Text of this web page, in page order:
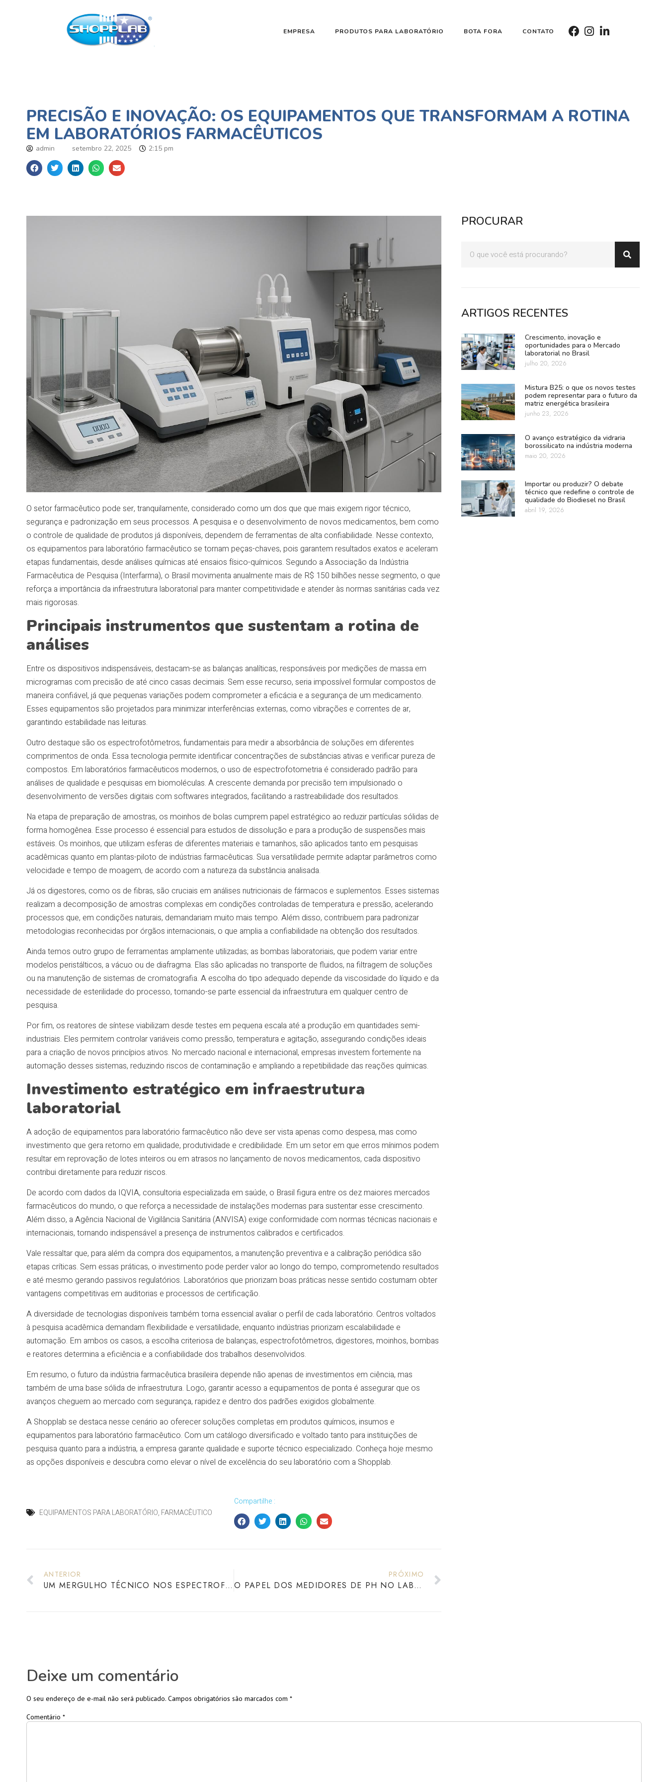
EMPRESA PRODUTOS PARA LABORATÓRIO BOTA FORA CONTATO
PRECISÃO E INOVAÇÃO: OS EQUIPAMENTOS QUE TRANSFORMAM A ROTINA
EM LABORATÓRIOS FARMACÊUTICOS
admin setembro 22, 2025 2:15 pm
O setor farmacêutico pode ser, tranquilamente, considerado como um dos que que mais exigem rigor técnico,
segurança e padronização em seus processos. A pesquisa e o desenvolvimento de novos medicamentos, bem como
o controle de qualidade de produtos já disponíveis, dependem de ferramentas de alta confiabilidade. Nesse contexto,
os equipamentos para laboratório farmacêutico se tornam peças-chaves, pois garantem resultados exatos e aceleram
etapas fundamentais, desde análises químicas até ensaios físico-químicos. Segundo a Associação da Indústria
Farmacêutica de Pesquisa (Interfarma), o Brasil movimenta anualmente mais de R$ 150 bilhões nesse segmento, o que
reforça a importância da infraestrutura laboratorial para manter competitividade e atender às normas sanitárias cada vez
mais rigorosas.
Principais instrumentos que sustentam a rotina de
análises
Entre os dispositivos indispensáveis, destacam-se as balanças analíticas, responsáveis por medições de massa em
microgramas com precisão de até cinco casas decimais. Sem esse recurso, seria impossível formular compostos de
maneira confiável, já que pequenas variações podem comprometer a eficácia e a segurança de um medicamento.
Esses equipamentos são projetados para minimizar interferências externas, como vibrações e correntes de ar,
garantindo estabilidade nas leituras.
Outro destaque são os espectrofotômetros, fundamentais para medir a absorbância de soluções em diferentes
comprimentos de onda. Essa tecnologia permite identificar concentrações de substâncias ativas e verificar pureza de
compostos. Em laboratórios farmacêuticos modernos, o uso de espectrofotometria é considerado padrão para
análises de qualidade e pesquisas em biomoléculas. A crescente demanda por precisão tem impulsionado o
desenvolvimento de versões digitais com softwares integrados, facilitando a rastreabilidade dos resultados.
Na etapa de preparação de amostras, os moinhos de bolas cumprem papel estratégico ao reduzir partículas sólidas de
forma homogênea. Esse processo é essencial para estudos de dissolução e para a produção de suspensões mais
estáveis. Os moinhos, que utilizam esferas de diferentes materiais e tamanhos, são aplicados tanto em pesquisas
acadêmicas quanto em plantas-piloto de indústrias farmacêuticas. Sua versatilidade permite adaptar parâmetros como
velocidade e tempo de moagem, de acordo com a natureza da substância analisada.
Já os digestores, como os de fibras, são cruciais em análises nutricionais de fármacos e suplementos. Esses sistemas
realizam a decomposição de amostras complexas em condições controladas de temperatura e pressão, acelerando
processos que, em condições naturais, demandariam muito mais tempo. Além disso, contribuem para padronizar
metodologias reconhecidas por órgãos internacionais, o que amplia a confiabilidade na obtenção dos resultados.
Ainda temos outro grupo de ferramentas amplamente utilizadas; as bombas laboratoriais, que podem variar entre
modelos peristálticos, a vácuo ou de diafragma. Elas são aplicadas no transporte de fluidos, na filtragem de soluções
ou na manutenção de sistemas de cromatografia. A escolha do tipo adequado depende da viscosidade do líquido e da
necessidade de esterilidade do processo, tornando-se parte essencial da infraestrutura em qualquer centro de
pesquisa.
Por fim, os reatores de síntese viabilizam desde testes em pequena escala até a produção em quantidades semi-
industriais. Eles permitem controlar variáveis como pressão, temperatura e agitação, assegurando condições ideais
para a criação de novos princípios ativos. No mercado nacional e internacional, empresas investem fortemente na
automação desses sistemas, reduzindo riscos de contaminação e ampliando a repetibilidade das reações químicas.
Investimento estratégico em infraestrutura
laboratorial
A adoção de equipamentos para laboratório farmacêutico não deve ser vista apenas como despesa, mas como
investimento que gera retorno em qualidade, produtividade e credibilidade. Em um setor em que erros mínimos podem
resultar em reprovação de lotes inteiros ou em atrasos no lançamento de novos medicamentos, cada dispositivo
contribui diretamente para reduzir riscos.
De acordo com dados da IQVIA, consultoria especializada em saúde, o Brasil figura entre os dez maiores mercados
farmacêuticos do mundo, o que reforça a necessidade de instalações modernas para sustentar esse crescimento.
Além disso, a Agência Nacional de Vigilância Sanitária (ANVISA) exige conformidade com normas técnicas nacionais e
internacionais, tornando indispensável a presença de instrumentos calibrados e certificados.
Vale ressaltar que, para além da compra dos equipamentos, a manutenção preventiva e a calibração periódica são
etapas críticas. Sem essas práticas, o investimento pode perder valor ao longo do tempo, comprometendo resultados
e até mesmo gerando passivos regulatórios. Laboratórios que priorizam boas práticas nesse sentido costumam obter
vantagens competitivas em auditorias e processos de certificação.
A diversidade de tecnologias disponíveis também torna essencial avaliar o perfil de cada laboratório. Centros voltados
à pesquisa acadêmica demandam flexibilidade e versatilidade, enquanto indústrias priorizam escalabilidade e
automação. Em ambos os casos, a escolha criteriosa de balanças, espectrofotômetros, digestores, moinhos, bombas
e reatores determina a eficiência e a confiabilidade dos trabalhos desenvolvidos.
Em resumo, o futuro da indústria farmacêutica brasileira depende não apenas de investimentos em ciência, mas
também de uma base sólida de infraestrutura. Logo, garantir acesso a equipamentos de ponta é assegurar que os
avanços cheguem ao mercado com segurança, rapidez e dentro dos padrões exigidos globalmente.
A Shopplab se destaca nesse cenário ao oferecer soluções completas em produtos químicos, insumos e
equipamentos para laboratório farmacêutico. Com um catálogo diversificado e voltado tanto para instituições de
pesquisa quanto para a indústria, a empresa garante qualidade e suporte técnico especializado. Conheça hoje mesmo
as opções disponíveis e descubra como elevar o nível de excelência do seu laboratório com a Shopplab.
EQUIPAMENTOS PARA LABORATÓRIO, FARMACÊUTICO
Compartilhe :
ANTERIOR
UM MERGULHO TÉCNICO NOS ESPECTROFOTÔMETROS UV-VIS³ E INFRAVERMELHO
PRÓXIMO
O PAPEL DOS MEDIDORES DE PH NO LABORATÓRIO MODERNO
PROCURAR
ARTIGOS RECENTES
Crescimento, inovação e
oportunidades para o Mercado
laboratorial no Brasil
julho 20, 2026
Mistura B25: o que os novos testes
podem representar para o futuro da
matriz energética brasileira
junho 23, 2026
O avanço estratégico da vidraria
borossilicato na indústria moderna
maio 20, 2026
Importar ou produzir? O debate
técnico que redefine o controle de
qualidade do Biodiesel no Brasil
abril 19, 2026
Deixe um comentário
O seu endereço de e-mail não será publicado. Campos obrigatórios são marcados com *
Comentário *